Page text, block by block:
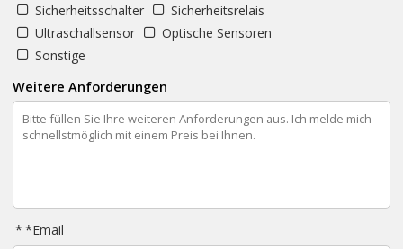
Sicherheitsschalter
Sicherheitsrelais
Ultraschallsensor
Optische Sensoren
Sonstige
Weitere Anforderungen
*Email